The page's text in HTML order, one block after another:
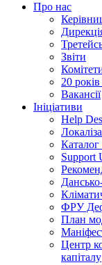
Про нас
Звіти
20
Вакансії
Ініціативи
Help
Support
ФРУ
План
Центр
капіталу